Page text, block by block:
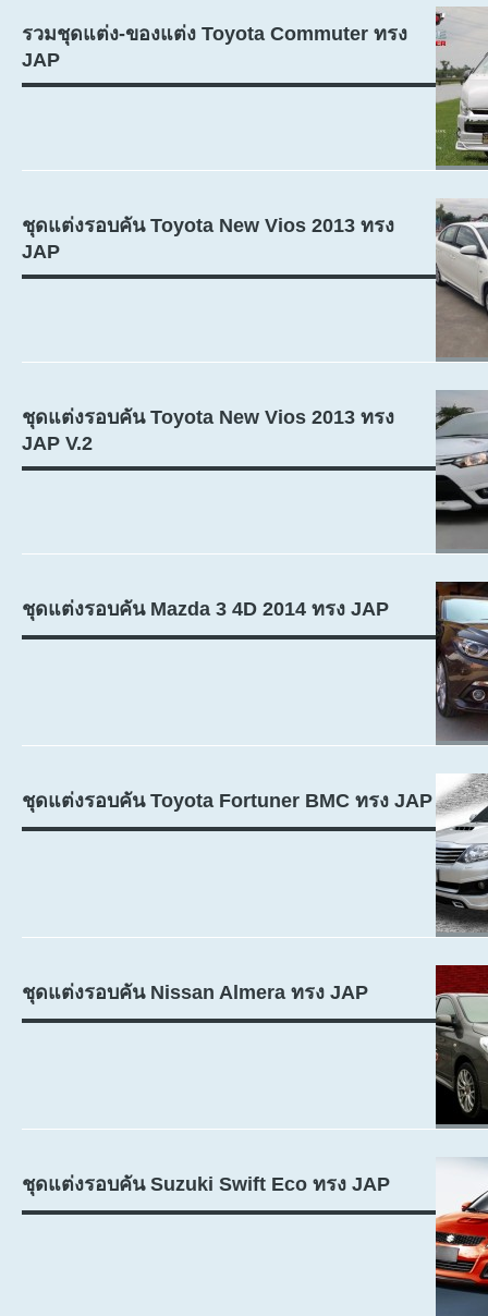
รวมชุดแต่ง-ของแต่ง Toyota Commuter ทรง
JAP
ชุดแต่งรอบคัน Toyota New Vios 2013 ทรง
JAP
ชุดแต่งรอบคัน Toyota New Vios 2013 ทรง
JAP V.2
ชุดแต่งรอบคัน Mazda 3 4D 2014 ทรง JAP
ชุดแต่งรอบคัน Toyota Fortuner BMC ทรง JAP
ชุดแต่งรอบคัน Nissan Almera ทรง JAP
ชุดแต่งรอบคัน Suzuki Swift Eco ทรง JAP